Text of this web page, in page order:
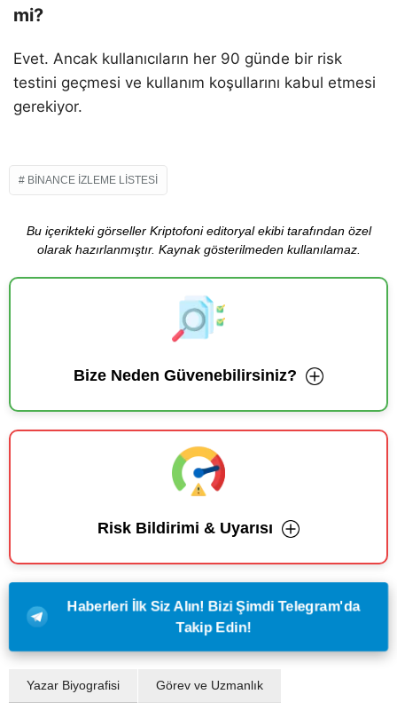
mi?
Evet. Ancak kullanıcıların her 90 günde bir risk
testini geçmesi ve kullanım koşullarını kabul etmesi
gerekiyor.
BINANCE İZLEME LISTESI
Bu içerikteki görseller Kriptofoni editoryal ekibi tarafından özel
olarak hazırlanmıştır. Kaynak gösterilmeden kullanılamaz.
Bize Neden Güvenebilirsiniz?
Risk Bildirimi & Uyarısı
Haberleri İlk Siz Alın! Bizi Şimdi Telegram'da
Takip Edin!
Yazar Biyografisi Görev ve Uzmanlık